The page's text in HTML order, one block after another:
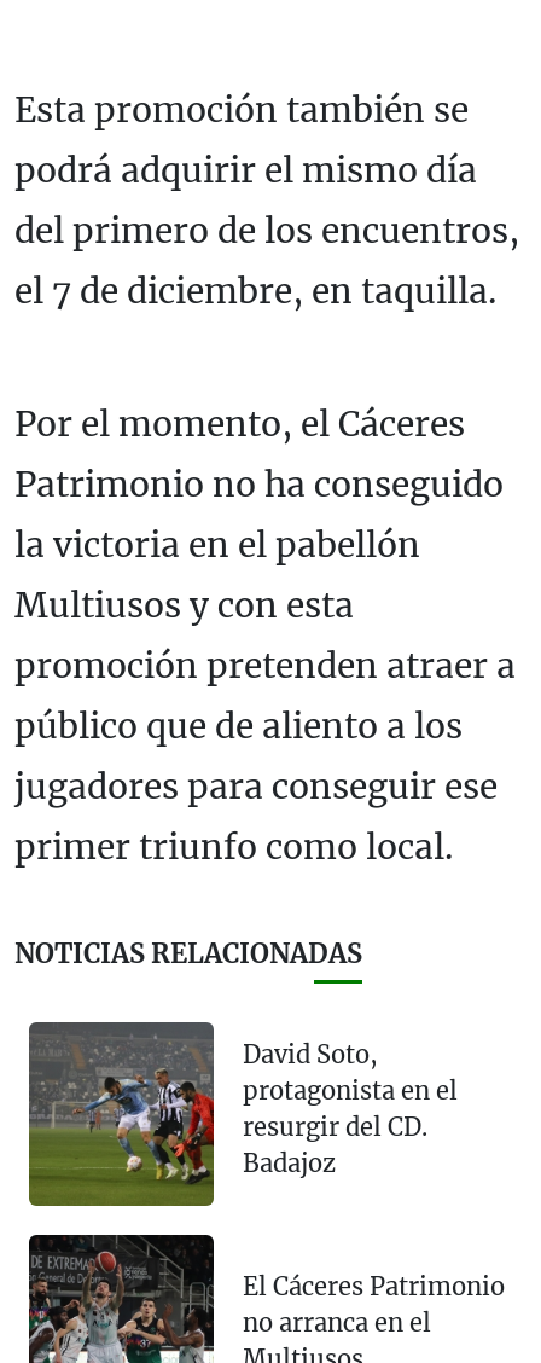
Esta promoción también se
podrá adquirir el mismo día
del primero de los encuentros,
el 7 de diciembre, en taquilla.
Por el momento, el Cáceres
Patrimonio no ha conseguido
la victoria en el pabellón
Multiusos y con esta
promoción pretenden atraer a
público que de aliento a los
jugadores para conseguir ese
primer triunfo como local.
NOTICIAS RELACIONADAS
David Soto,
protagonista en el
resurgir del CD.
Badajoz
El Cáceres Patrimonio
no arranca en el